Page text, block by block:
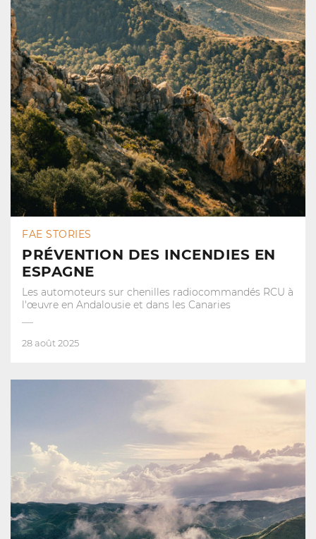
FAE STORIES
PRÉVENTION DES INCENDIES EN
ESPAGNE
Les automoteurs sur chenilles radiocommandés RCU à
l'œuvre en Andalousie et dans les Canaries
28 août 2025